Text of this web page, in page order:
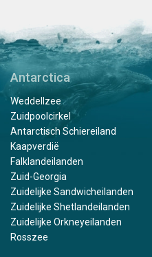
Antarctica
Weddellzee
Zuidpoolcirkel
Antarctisch Schiereiland
Kaapverdië
Falklandeilanden
Zuid-Georgia
Zuidelijke Sandwicheilanden
Zuidelijke Shetlandeilanden
Zuidelijke Orkneyeilanden
Rosszee